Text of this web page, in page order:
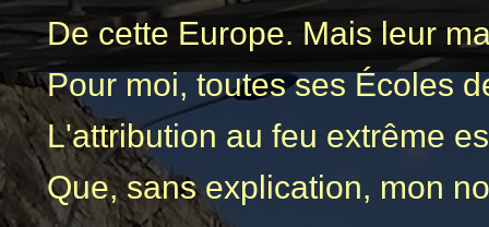
De cette Europe. Mais leur
Pour moi, toutes ses Écoles
L'attribution au feu extrême
Que, sans explication, mon